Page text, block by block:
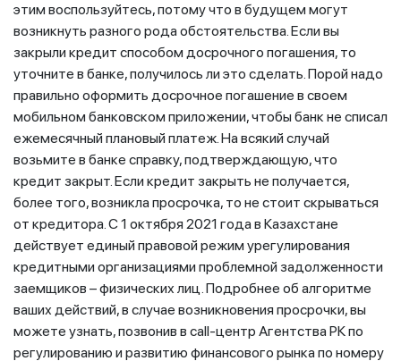
этим воспользуйтесь, потому что в будущем могут
возникнуть разного рода обстоятельства. Если вы
закрыли кредит способом досрочного погашения, то
уточните в банке, получилось ли это сделать. Порой надо
правильно оформить досрочное погашение в своем
мобильном банковском приложении, чтобы банк не списал
ежемесячный плановый платеж. На всякий случай
возьмите в банке справку, подтверждающую, что
кредит закрыт. Если кредит закрыть не получается,
более того, возникла просрочка, то не стоит скрываться
от кредитора. С 1 октября 2021 года в Казахстане
действует единый правовой режим урегулирования
кредитными организациями проблемной задолженности
заемщиков – физических лиц. Подробнее об алгоритме
ваших действий, в случае возникновения просрочки, вы
можете узнать, позвонив в call-центр Агентства РК по
регулированию и развитию финансового рынка по номеру